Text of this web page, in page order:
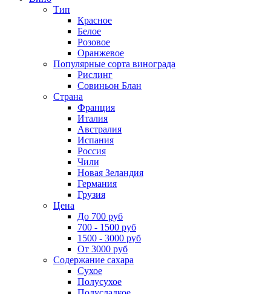
Тип
Красное
Белое
Розовое
Оранжевое
Популярные сорта винограда
Рислинг
Совиньон Блан
Страна
Франция
Италия
Австралия
Испания
Россия
Чили
Новая Зеландия
Германия
Грузия
Цена
До 700 руб
700 - 1500 руб
1500 - 3000 руб
От 3000 руб
Содержание сахара
Сухое
Полусухое